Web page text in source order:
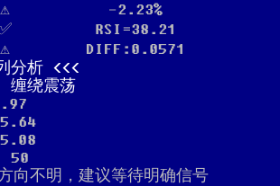
⚠️
-2.23%
RSI=38.21
⚠️
DIFF:0.0571
分析
缠绕震荡
50
不明，建议等待明确信号